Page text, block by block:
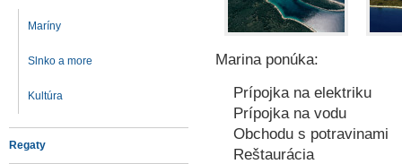
Maríny
Slnko a more
Kultúra
Regaty
Marina ponúka:
Prípojka na elektriku
Prípojka na vodu
Obchodu s potravinami
Reštaurácia